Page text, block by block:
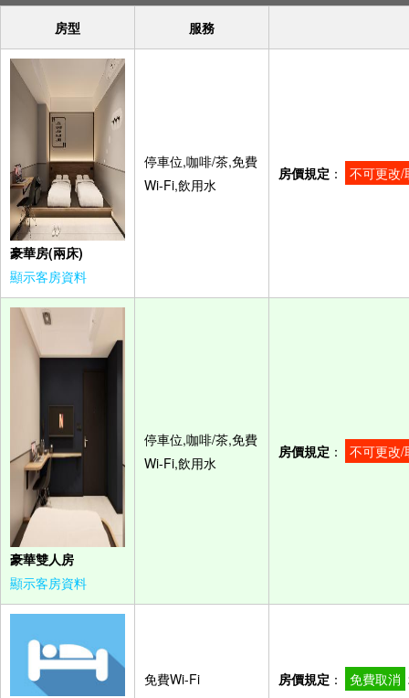
房型 服務
豪華房(兩床)
顯示客房資料
停車位,咖啡/茶,免費
Wi-Fi,飲用水
房價規定 ： 不可更改/
豪華雙人房
顯示客房資料
停車位,咖啡/茶,免費
Wi-Fi,飲用水
房價規定 ： 不可更改/
免費Wi-Fi 房價規定 ： 免費取消